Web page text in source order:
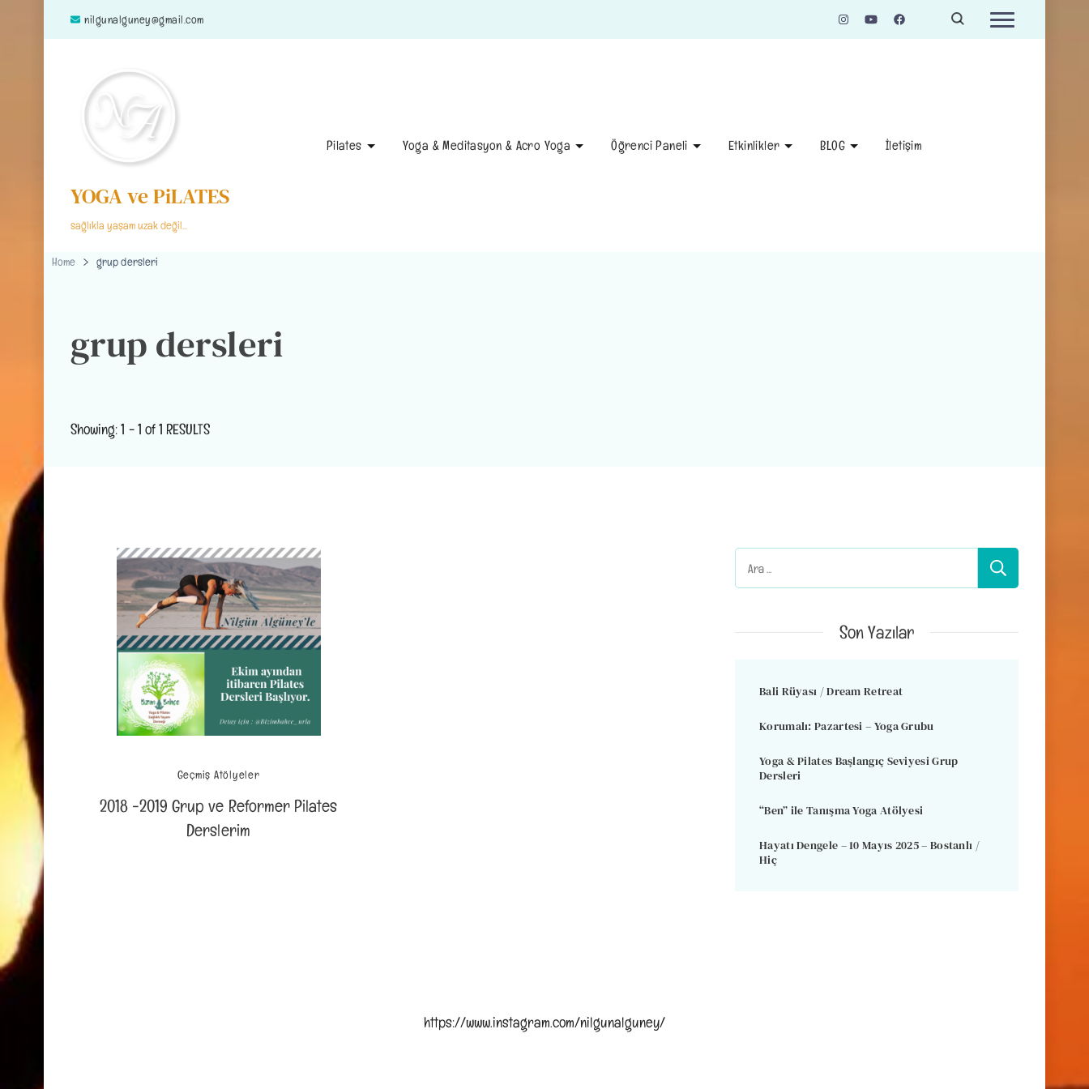
nilgunalguney@gmail.com
YOGA ve PiLATES
sağlıkla yaşam uzak değil…
Pilates Yoga & Meditasyon & Acro Yoga Öğrenci Paneli Etkinlikler BLOG İletişim
Home grup dersleri
grup dersleri
Showing: 1 - 1 of 1 RESULTS
Geçmiş Atölyeler
2018 -2019 Grup ve Reformer Pilates
Derslerim
Arama:
Son Yazılar
Bali Rüyası / Dream Retreat
Korumalı: Pazartesi – Yoga Grubu
Yoga & Pilates Başlangıç Seviyesi Grup
Dersleri
“Ben” ile Tanışma Yoga Atölyesi
Hayatı Dengele – 10 Mayıs 2025 – Bostanlı /
Hiç
https://www.instagram.com/nilgunalguney/